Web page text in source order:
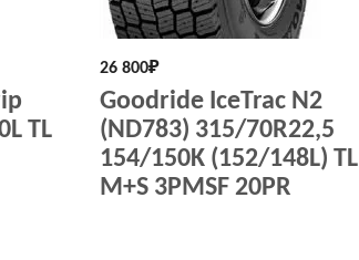
TL
26 800₽
Goodride IceTrac N2
(ND783) 315/70R22,5
154/150K (152/148L) TL
M+S 3PMSF 20PR